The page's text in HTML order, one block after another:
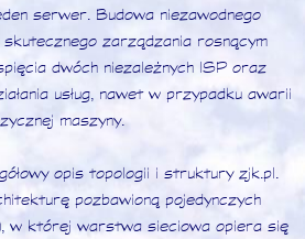
serwer. Budowa niezawodnego
zarządzania rosnącym
dwóch niezależnych ISP oraz
usług, nawet w przypadku awarii
maszyny.
opis topologii i struktury zjk.pl.
pozbawioną pojedynczych
w której warstwa sieciowa opiera się